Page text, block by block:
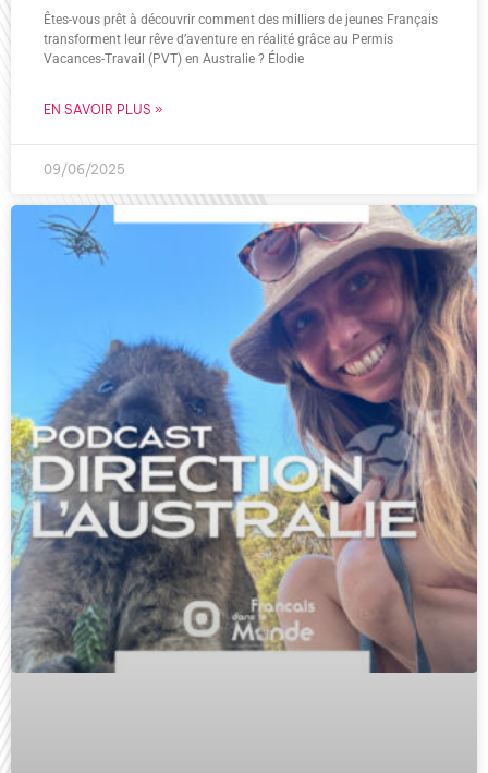
Êtes-vous prêt à découvrir comment des milliers de jeunes Français
transforment leur rêve d’aventure en réalité grâce au Permis
Vacances-Travail (PVT) en Australie ? Élodie
EN SAVOIR PLUS »
09/06/2025